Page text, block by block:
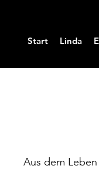
Start Linda
Aus dem